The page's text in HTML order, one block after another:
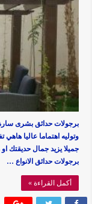
برجولات حدائق بشرى
وتوليه اهتماما عاليا
جميلا يزيد جمال حديقتك
برجولات حدائق الانواع …
أكمل القراءة »